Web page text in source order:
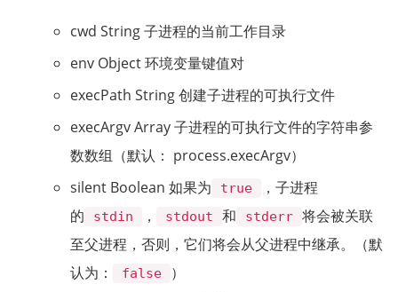
cwd String 子进程的当前工作目录
env Object 环境变量键值对
execPath String 创建子进程的可执行文件
execArgv Array 子进程的可执行文件的字符串参
数数组（默认： process.execArgv）
silent Boolean 如果为
true
，子进程
的
stdin ， stdout 和 stderr 将会被关联
至父进程，否则，它们将会从父进程中继承。（默
认为：
false
）